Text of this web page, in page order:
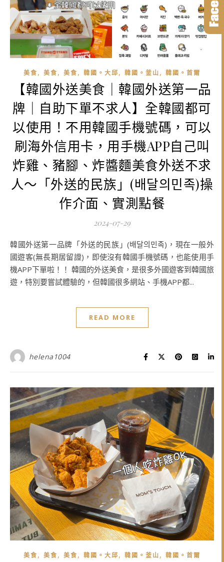
美食, 美食, 美食, 韓國。大邱, 韓國。釜山, 韓國。首爾
【韓國外送美食｜韓國外送第一品
牌｜自助下單不求人】全韓國都可
以使用！不用韓國手機號碼，可以
刷海外信用卡，用手機APP自己叫
炸雞、豬腳、炸醬麵美食外送不求
人～「外送的民族」(배달의민족)操
作介面、實測點餐
2024-07-29
韓國外送第一品牌「外送的民族」(배달의민족)，現在一般外
國遊客(無長期居留證)，即使沒有韓國手機號碼，也能使用手
機APP下單啦！！ 韓國的外送美食，是很多外國遊客到韓國旅
遊，特別要嘗試體驗的，但韓國很多網站、手機APP都...
READ MORE
helena1004
美食, 美食, 美食, 韓國。大邱, 韓國。釜山, 韓國。首爾